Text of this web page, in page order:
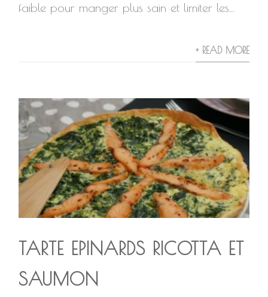
faible pour manger plus sain et limiter les...
+ READ MORE
TARTE EPINARDS RICOTTA ET
SAUMON